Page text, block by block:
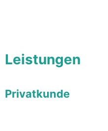
Leistungen
Privatkunde